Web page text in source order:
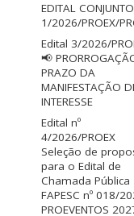
EDITAL
1/2026/PROEX/
Edital 3/2026/
📢
PRAZO DA
MANIFESTAÇÃO
INTERESSE
Edital nº
4/2026/PROEX
Seleção de
para o Edital de
Chamada Pública
FAPESC nº 018/
PROEVENTOS